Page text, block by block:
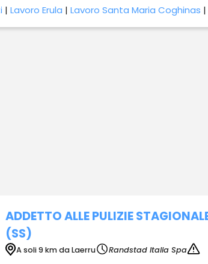
| Lavoro Erula | Lavoro Santa Maria Coghinas |
ADDETTO ALLE PULIZIE
(SS)
A soli 9 km da Laerru
Randstad Italia Spa